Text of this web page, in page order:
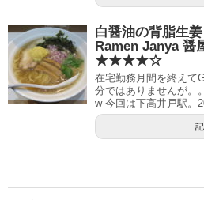
白醤油の背脂生
Ramen Janya 醤
★★★★☆
在宅勤務月間を終えて
分ではありませんが。
w 今回は下高井戸駅。